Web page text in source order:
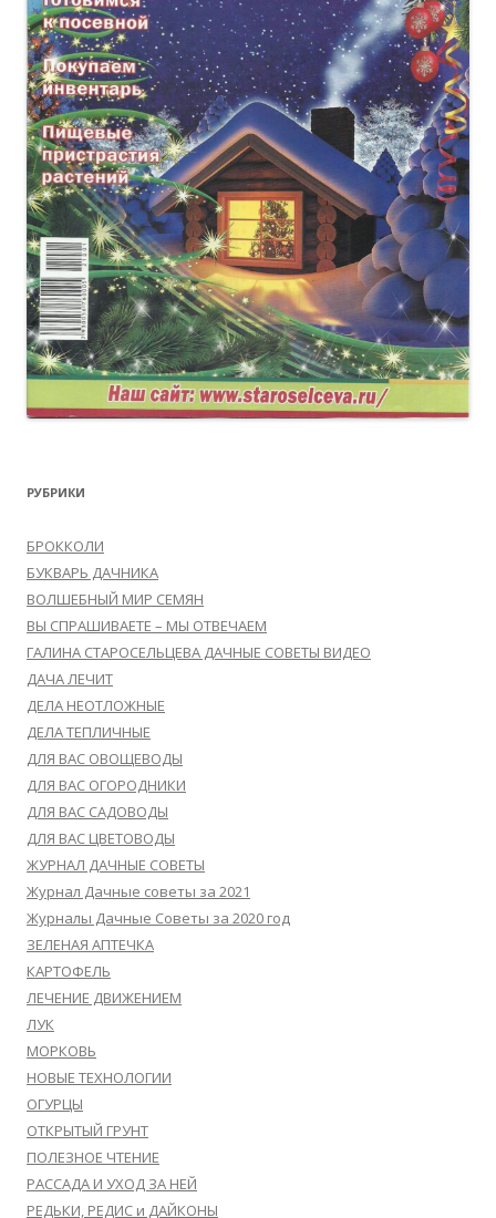
РУБРИКИ
БРОККОЛИ
БУКВАРЬ ДАЧНИКА
ВОЛШЕБНЫЙ МИР СЕМЯН
ВЫ СПРАШИВАЕТЕ – МЫ ОТВЕЧАЕМ
ГАЛИНА СТАРОСЕЛЬЦЕВА ДАЧНЫЕ СОВЕТЫ ВИДЕО
ДАЧА ЛЕЧИТ
ДЕЛА НЕОТЛОЖНЫЕ
ДЕЛА ТЕПЛИЧНЫЕ
ДЛЯ ВАС ОВОЩЕВОДЫ
ДЛЯ ВАС ОГОРОДНИКИ
ДЛЯ ВАС САДОВОДЫ
ДЛЯ ВАС ЦВЕТОВОДЫ
ЖУРНАЛ ДАЧНЫЕ СОВЕТЫ
Журнал Дачные советы за 2021
Журналы Дачные Советы за 2020 год
ЗЕЛЕНАЯ АПТЕЧКА
КАРТОФЕЛЬ
ЛЕЧЕНИЕ ДВИЖЕНИЕМ
ЛУК
МОРКОВЬ
НОВЫЕ ТЕХНОЛОГИИ
ОГУРЦЫ
ОТКРЫТЫЙ ГРУНТ
ПОЛЕЗНОЕ ЧТЕНИЕ
РАССАДА И УХОД ЗА НЕЙ
РЕДЬКИ, РЕДИС и ДАЙКОНЫ